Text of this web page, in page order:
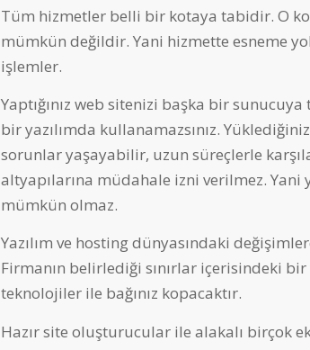
Tüm hizmetler belli bir kotaya tabidir. O
mümkün değildir. Yani hizmette esneme
işlemler.
Yaptığınız web sitenizi başka bir sunucuya
bir yazılımda kullanamazsınız.
sorunlar yaşayabilir, uzun süreçlerle
altyapılarına müdahale izni verilmez. Yani
mümkün olmaz.
Yazılım ve hosting dünyasındaki
Firmanın belirlediği sınırlar içerisindeki bir
teknolojiler ile bağınız kopacaktır.
Hazır site oluşturucular ile alakalı birçok